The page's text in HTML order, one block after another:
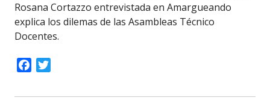
Rosana Cortazzo entrevistada en Amargueando
explica los dilemas de las Asambleas Técnico
Docentes.
Facebook